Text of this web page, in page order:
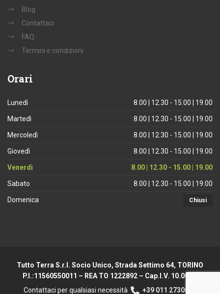
Blog
Contattaci
FAQ
Termini e condizioni
Orari
Lunedì 8.00 | 12.30 - 15.00 | 19.00
Martedì 8.00 | 12.30 - 15.00 | 19.00
Mercoledì 8.00 | 12.30 - 15.00 | 19.00
Giovedì 8.00 | 12.30 - 15.00 | 19.00
Venerdì 8.00 | 12.30 - 15.00 | 19.00
Sabato 8.00 | 12.30 - 15.00 | 19.00
Domenica Chiusi
Tutto Terra S.r.l. Socio Unico, Strada Settimo 64, TORINO
P.I.:11560550011 – REA TO 1222892 – Cap.I.V. 10.000 €
Contattaci per qualsiasi necessità
+39 011 2730044